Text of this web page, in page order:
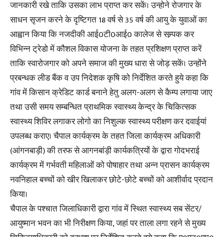
जानकारी रखे ताकि उसका लाभ प्राप्त कर सकें। उन्होने रोजगार के
साधन सृजन करने के दृष्टिगत 18 वर्ष से 35 वर्ष की आयु के युवाओं का
आह्वान किया कि नजदीकी आई0टी0आई0 कालेज से सम्र्पक कर
विभिन्न ट्रेडो में कौशल विकास योजना के तहत प्रशिक्षण प्राप्त करें
ताकि स्वारोजगार को अपने समाज की मुख्य धारा से जोड़ सकें। उन्होंने
प्रबन्धक लीड बैंक व उप निदेशक कृषि को निर्देशित करते हुये कहा कि
गांव में किसान क्रेडिट कार्ड बनाने हेतु अलग-अलग से कैम्प लगाया जाए
तथा उसी समय सम्बन्धित प्राथमिक स्वास्थ्य केन्द्र के चिकित्सक
स्वास्थ्य शिविर लगाकर लोगो का निशुल्क स्वास्थ्य परीक्षण कर दवाईयां
उपलब्ध कराए। चैपाल कार्यक्रम के तहत जिला कार्यक्रम अधिकारी
(आंगनबाड़ी) की तरफ से आगनबांड़ी कार्यकत्रियों के द्वारा गोदभराई
कार्यक्रम में गर्भवती महिलाओं को पोषाहार तथा अन्न प्रासन कार्यक्रम
नवनिहाल बच्चों को खीर खिलाकर छोटे-छोटे बच्चों को आशीर्वाद प्रदान
किया।
चैपाल के पश्चात जिलाधिकारी द्वारा गांव में स्थित स्वास्थ्य सब सेंटर/
आयुष्मान भवन का भी निरीक्षण किया, जहां पर ताला लगा रहने से मुख्य